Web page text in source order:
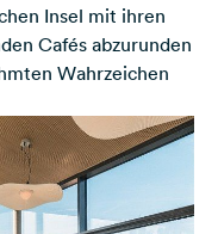
Insel mit ihren
Cafés abzurunden
Wahrzeichen